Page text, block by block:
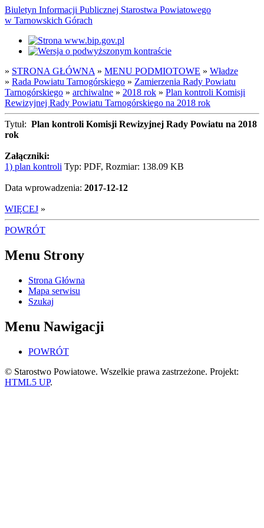
Biuletyn Informacji Publicznej Starostwa Powiatowego
w Tarnowskich Górach
» STRONA GŁÓWNA » MENU PODMIOTOWE » Władze
» Rada Powiatu Tarnogórskiego » Zamierzenia Rady Powiatu
Tarnogórskiego » archiwalne » 2018 rok » Plan kontroli Komisji
Rewizyjnej Rady Powiatu Tarnogórskiego na 2018 rok
Tytuł: Plan kontroli Komisji Rewizyjnej Rady Powiatu na 2018
rok
Załączniki:
1) plan kontroli Typ: PDF, Rozmiar: 138.09 KB
Data wprowadzenia: 2017-12-12
WIĘCEJ »
POWRÓT
Menu Strony
Strona Główna
Mapa serwisu
Szukaj
Menu Nawigacji
POWRÓT
© Starostwo Powiatowe. Wszelkie prawa zastrzeżone. Projekt:
HTML5 UP.